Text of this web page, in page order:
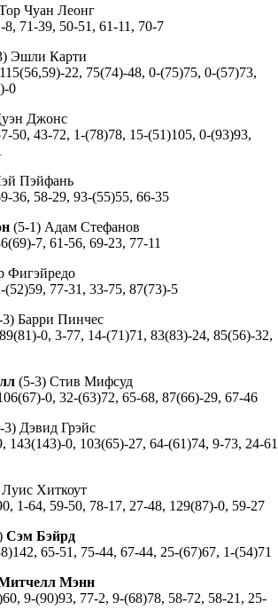
Чуан Леонг
71-39, 50-51, 61-11, 70-7
Эшли Карти
22, 75(74)-48, 0-(75)75, 0-(57)73,
0
Джонс
50, 43-72, 1-(78)78, 15-(51)105, 0-(93)93,
Пэйфань
36, 58-29, 93-(55)55, 66-35
(5-1) Адам Стефанов
7, 61-56, 69-23, 77-11
Фигэйредо
(52)59, 77-31, 33-75, 87(73)-5
3) Барри Пинчес
0, 3-77, 14-(71)71, 83(83)-24, 85(56)-32,
(5-3) Стив Мифсуд
0, 32-(63)72, 65-68, 87(66)-29, 67-46
3) Дэвид Грэйс
143(143)-0, 103(65)-27, 64-(61)74, 9-73, 24-
Хиткоут
1-64, 59-50, 78-17, 27-48, 129(87)-0, 59-27
Сэм Бэйрд
65-51, 75-44, 67-44, 25-(67)67, 1-(54)71
Мэнн
9-(90)93, 77-2, 9-(68)78, 58-72, 58-21, 25-